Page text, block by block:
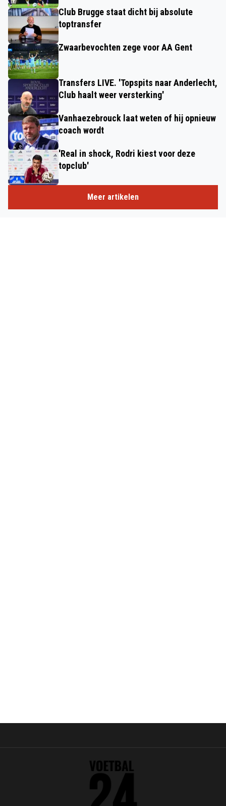
Club Brugge staat dicht bij absolute
toptransfer
Zwaarbevochten zege voor AA Gent
Transfers LIVE. 'Topspits naar Anderlecht,
Club haalt weer versterking'
Vanhaezebrouck laat weten of hij opnieuw
coach wordt
'Real in shock, Rodri kiest voor deze
topclub'
Meer artikelen